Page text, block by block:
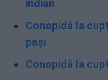
indian
Conopidă la
pași
Conopidă la